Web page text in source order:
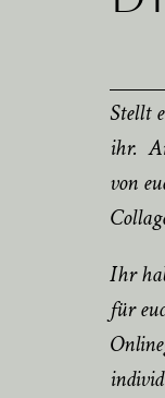
Stellt
ihr.
von
Ihr
für